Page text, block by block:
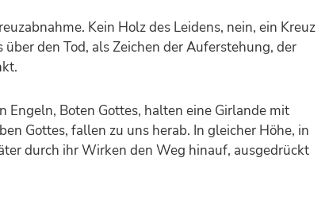
Kein Holz des Leidens, nein, ein Kreuz
den Tod, als Zeichen der Auferstehung, der
Engeln, Boten Gottes, halten eine Girlande mit
Gottes, fallen zu uns herab. In gleicher Höhe, in
durch ihr Wirken den Weg hinauf, ausgedrückt